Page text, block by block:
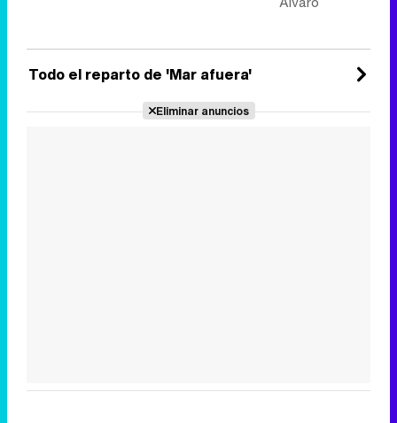
Todo el reparto de 'Mar afuera'
Eliminar anuncios